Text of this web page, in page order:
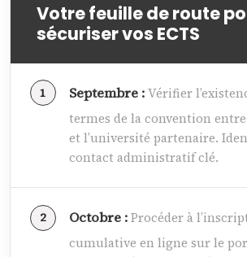
Votre feuille de route
sécuriser vos ECTS
Septembre :Vérifier
termes de la convention
et l’université partenaire.
contact administratif clé.
Octobre :Procéder à
cumulative en ligne sur le